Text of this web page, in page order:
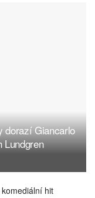
dorazí Giancarlo
Lundgren
hit